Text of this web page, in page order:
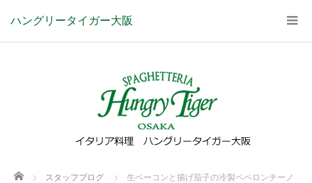
ハングリータイガー大阪
Home スタッフブログ 生ベーコンと揚げ茄子の冷製ペペロンチーノ